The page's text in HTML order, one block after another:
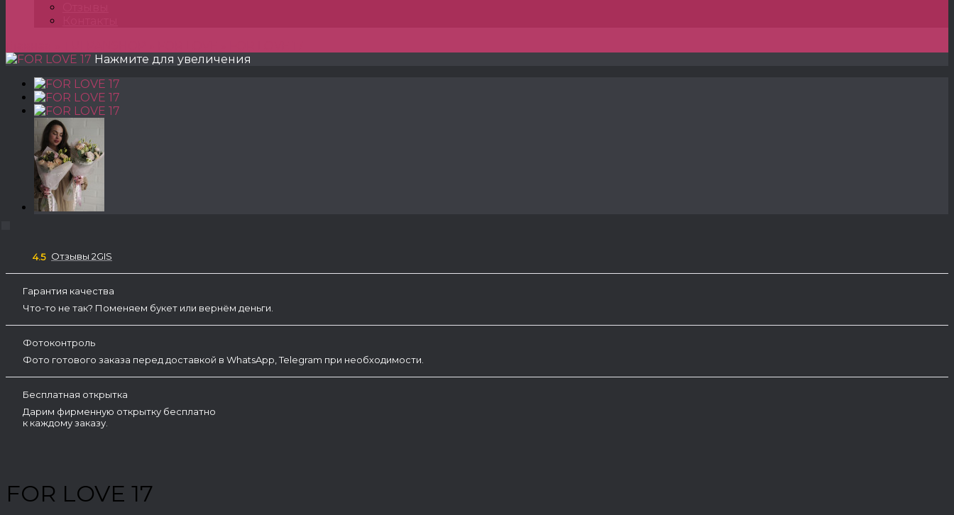
Нажмите для увеличения
4.5 Отзывы 2GIS
Гарантия качества
Что-то не так? Поменяем букет или вернём деньги.
Фотоконтроль
Фото готового заказа перед доставкой в WhatsApp, Telegram при необходимости.
Бесплатная открытка
Дарим фирменную открытку бесплатно
к каждому заказу.
FOR LOVE 17